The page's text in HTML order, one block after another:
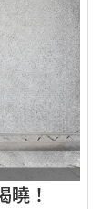
曉！